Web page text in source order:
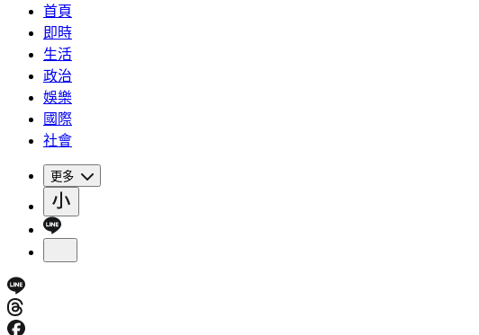
首頁
即時
生活
政治
娛樂
國際
社會
更多